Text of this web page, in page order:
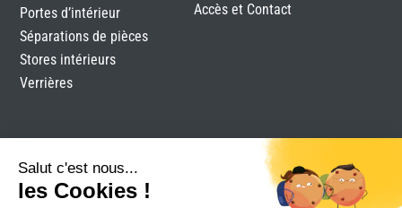
Portes d’intérieur
Séparations de pièces
Stores intérieurs
Verrières
Accès et Contact
Salut c'est nous...
les Cookies !